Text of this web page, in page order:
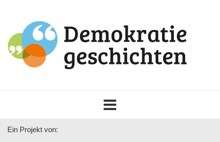
navigation
Ein Projekt von: